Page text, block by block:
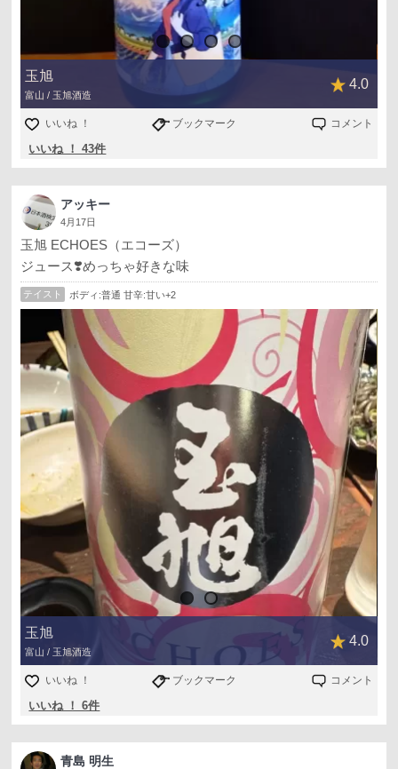
玉旭
富山 / 玉旭酒造
4.0
いいね ！ ブックマーク コメント
いいね ！ 43件
アッキー
4月17日
玉旭 ECHOES（エコーズ）
ジュース❣️めっちゃ好きな味
テイスト ボディ:普通 甘辛:甘い+2
玉旭
富山 / 玉旭酒造
4.0
いいね ！ ブックマーク コメント
いいね ！ 6件
青島 明生